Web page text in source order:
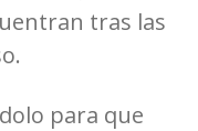
tras las
para que